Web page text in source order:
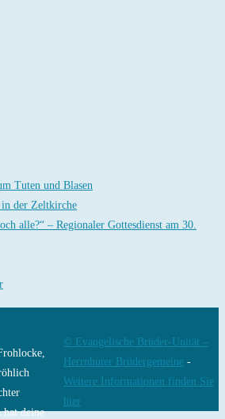
Tuten und Blasen
in der Zeltkirche
alle?“ – Regionaler Gottesdienst am 30.
hat deine
© Evangelische Brüder-Unität –
Herrnhuter Brüdergemeine -
Weitere Informationen finden Sie
hier